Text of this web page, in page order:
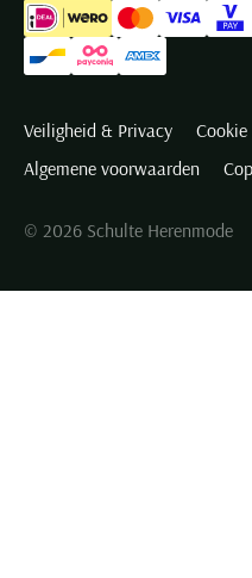
Veiligheid & Privacy
Algemene voorwaarden
© 2026 Schulte Herenmode